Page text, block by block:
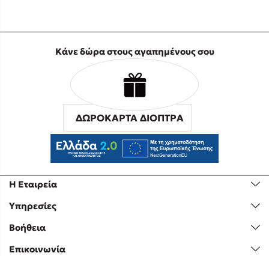
Η Εταιρεία
Υπηρεσίες
Βοήθεια
Επικοινωνία
Κάνε δώρα στους αγαπημένους σου
ΔΩΡΟΚΑΡΤΑ ΔΙΟΠΤΡΑ